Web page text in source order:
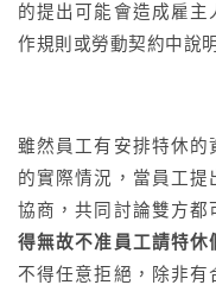
的提出可能會造成雇
作規則或勞動契約中說
雖然員工有安排特休
的實際情況，當員工
協商，共同討論雙方
得無故不准員工請特休
不得任意拒絕，除非有